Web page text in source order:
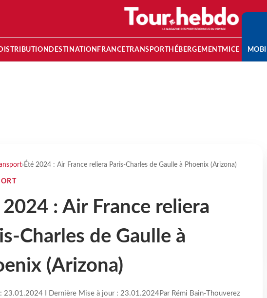
DISTRIBUTION DESTINATION FRANCETRANSPORT HÉBERGEMENTMICE
› Été 2024 : Air France reliera Paris-Charles de Gaulle à Phoenix (Arizona)
2024 : Air France reliera
Charles de Gaulle à
(Arizona)
: 23.01.2024 I Dernière Mise à jour : 23.01.2024Par Rémi Bain-Thouverez